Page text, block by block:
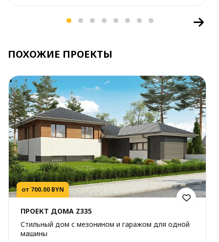
ПОХОЖИЕ ПРОЕКТЫ
от 700.00 BYN
ПРОЕКТ ДОМА Z335
Стильный дом с мезонином и гаражом для одной
машины